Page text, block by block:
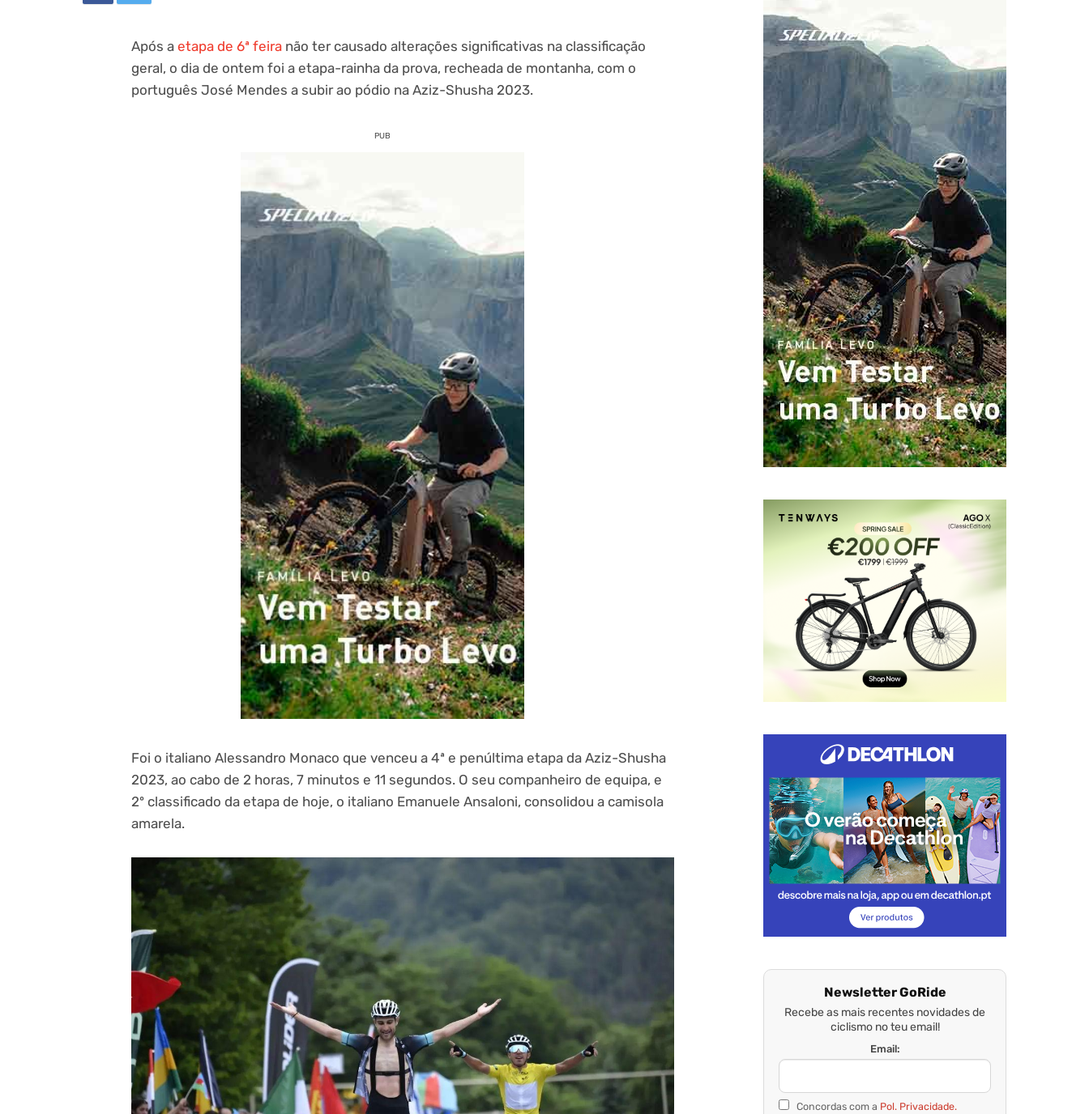
Após a etapa de 6ª feira não ter causado alterações significativas na classificação
geral, o dia de ontem foi a etapa-rainha da prova, recheada de montanha, com o
português José Mendes a subir ao pódio na Aziz-Shusha 2023.
PUB
Foi o italiano Alessandro Monaco que venceu a 4ª e penúltima etapa da Aziz-Shusha
2023, ao cabo de 2 horas, 7 minutos e 11 segundos. O seu companheiro de equipa, e
2º classificado da etapa de hoje, o italiano Emanuele Ansaloni, consolidou a camisola
amarela.
Newsletter GoRide
Recebe as mais recentes novidades de
ciclismo no teu email!
Email:
Concordas com a Pol. Privacidade.